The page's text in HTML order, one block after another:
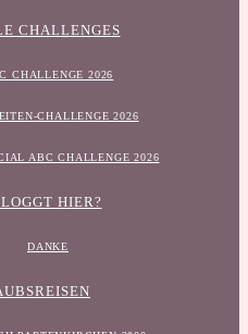
CHALLENGES
CHALLENGE 2026
CHALLENGE 2026
ABC CHALLENGE 2026
HIER?
DANKE